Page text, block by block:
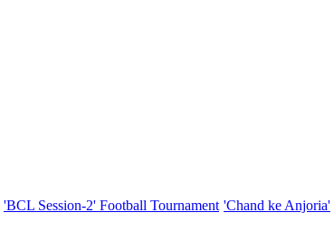
'BCL Session-2' Football Tournament 'Chand ke Anjoria'